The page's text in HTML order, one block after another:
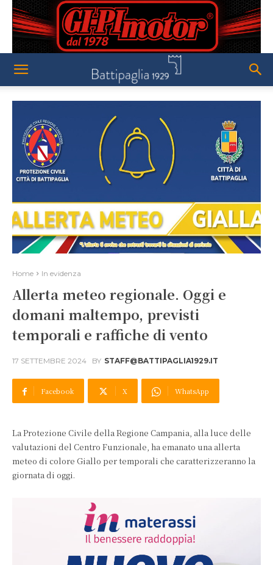
Home In evidenza
Allerta meteo regionale. Oggi e
domani maltempo, previsti
temporali e raffiche di vento
17 SETTEMBRE 2024 BY STAFF@BATTIPAGLIA1929.IT
Facebook X WhatsApp
La Protezione Civile della Regione Campania, alla luce delle
valutazioni del Centro Funzionale, ha emanato una allerta
meteo di colore Giallo per temporali che caratterizzeranno la
giornata di oggi.